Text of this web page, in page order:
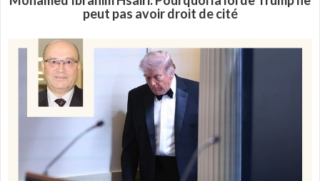
peut pas avoir droit de cité